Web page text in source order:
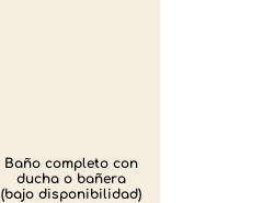
Baño completo con
ducha o bañera
(bajo disponibilidad)